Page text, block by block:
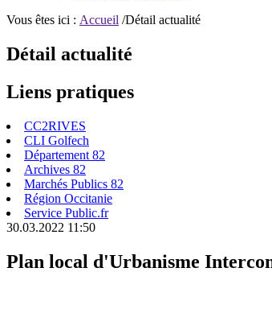
Vous êtes ici : Accueil /Détail actualité
Détail actualité
Liens pratiques
CC2RIVES
CLI Golfech
Département 82
Archives 82
Marchés Publics 82
Région Occitanie
Service Public.fr
30.03.2022 11:50
Plan local d'Urbanisme